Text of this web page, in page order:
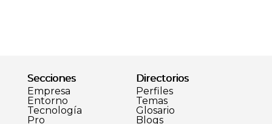
Secciones
Empresa
Entorno
Tecnología
Pro
Directorios
Perfiles
Temas
Glosario
Blogs